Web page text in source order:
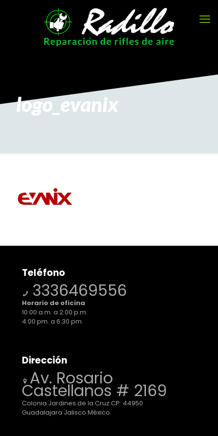
logo_evanix
Teléfono
3336469556
Horario de oficina
10:00 a.m. a 2:00 p.m.
4:00 pm. a 6:30 pm.
Dirección
Av. Rosario
Castellanos # 2169
Colonia Jardines de la Cruz CP: 44950
Guadalajara Jalisco México.